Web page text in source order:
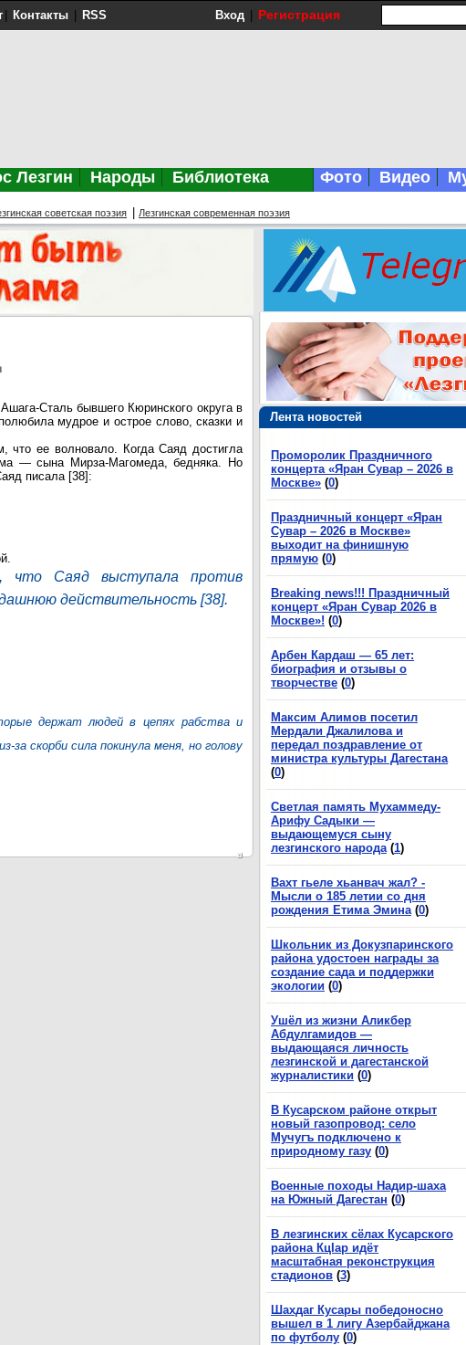
Контакты RSS Вход Регистрация
Лезгин Народы Библиотека Фото Видео
советская поэзия Лезгинская современная поэзия
Сталь бывшего Кюринского округа в
мудрое и острое слово, сказки и
что ее волновало. Когда Саяд достигла
— сына Мирза-Магомеда, бедняка. Но
писала [38]:
что Саяд выступала против
действительность [38].
держат людей в цепях рабства и
скорби сила покинула меня, но голову
Лента новостей
Проморолик Праздничного
концерта «Яран Сувар – 2026 в
Москве» (0)
Праздничный концерт «Яран
Сувар – 2026 в Москве»
выходит на финишную
прямую (0)
Breaking news!!! Праздничный
концерт «Яран Сувар 2026 в
Москве»! (0)
Арбен Кардаш — 65 лет:
биография и отзывы о
творчестве (0)
Максим Алимов посетил
Мердали Джалилова и
передал поздравление от
министра культуры Дагестана
(0)
Светлая память Мухаммеду-
Арифу Садыки —
выдающемуся сыну
лезгинского народа (1)
Вахт гьеле хьанвач жал? -
Мысли о 185 летии со дня
рождения Етима Эмина (0)
Школьник из Докузпаринского
района удостоен награды за
создание сада и поддержки
экологии (0)
Ушёл из жизни Аликбер
Абдулгамидов —
выдающаяся личность
лезгинской и дагестанской
журналистики (0)
В Кусарском районе открыт
новый газопровод: село
Мучугъ подключено к
природному газу (0)
Военные походы Надир-шаха
на Южный Дагестан (0)
В лезгинских сёлах Кусарского
района КцIар идёт
масштабная реконструкция
стадионов (3)
Шахдаг Кусары победоносно
вышел в 1 лигу Азербайджана
по футболу (0)